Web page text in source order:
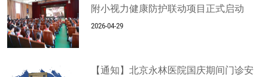
附小视力健康防护联动项目正式启动
2026-04-29
【通知】北京永林医院国庆期间门诊安